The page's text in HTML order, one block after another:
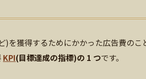
)を獲得するためにかかった広告費のこ
KPI(目標達成の指標)の 1 つです。